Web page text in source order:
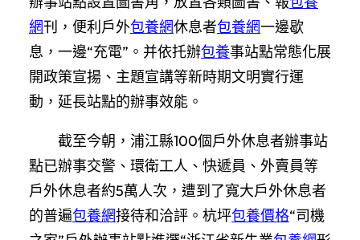
網刊，便利戶外包養網休息者包養網一邊歇
息，一邊“充電”。并依托辦包養事站點常態化展
開政策宣揚、主題宣講等新時期文明實行運
動，延長站點的辦事效能。
截至今朝， 浦江縣100個戶外休息者辦事站
點已辦事交警、環衛工人、快遞員、外賣員等
戶外休息者約5萬人次，遭到了寬大戶外休息者
的普遍包養網接待和洽評。杭坪包養價格“司機